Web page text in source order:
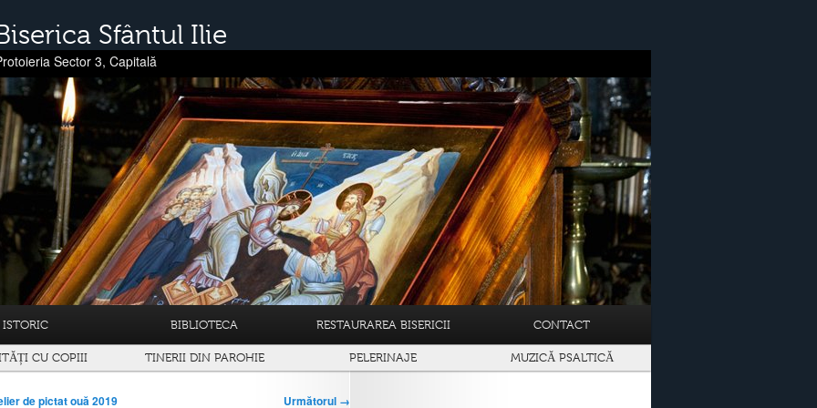
Sfântul Ilie
Sector 3, Capitală
ISTORIC BIBLIOTECA RESTAURAREA BISERICII CONTACT
CU COPIII TINERII DIN PAROHIE PELERINAJE MUZICĂ PSALTICĂ
Următorul →
de pictat ouă 2019